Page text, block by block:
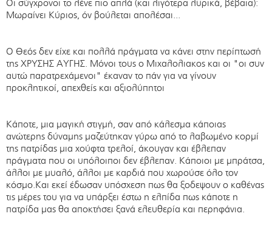
Οι σύγχρονοι το λένε πιο απλά (και λιγότερα λυρικά, βέβαια):
Μωραίνει Κύριος, όν βούλεται απολέσαι...
Ο Θεός δεν είχε και πολλά πράγματα να κάνει στην περίπτωσή
της ΧΡΥΣΗΣ ΑΥΓΗΣ. Μόνοι τους ο Μιχαλολιακος και οι "οι συν
αυτώ παρατρεχάμενοι" έκαναν το πάν για να γίνουν
προκλητικοί, απεχθείς και αξιολύπητοι
Κάποτε, μια μαγική στιγμή, σαν από κάλεσμα κάποιας
ανώτερης δύναμης μαζεύτηκαν γύρω από το λαβωμένο κορμί
της πατρίδας μια χούφτα τρελοί, άκουγαν και έβλεπαν
πράγματα που οι υπόλοιποι δεν έβλεπαν. Κάποιοι με μπράτσα,
άλλοι με μυαλό, άλλοι με καρδιά που χωρούσε όλο τον
κόσμο.Και εκεί έδωσαν υπόσχεση πως θα ξοδεψουν ο καθένας
τις μέρες του για να υπάρξει έστω η ελπίδα πως κάποτε η
πατρίδα μας θα αποκτήσει ξανά ελευθερία και περηφάνια.